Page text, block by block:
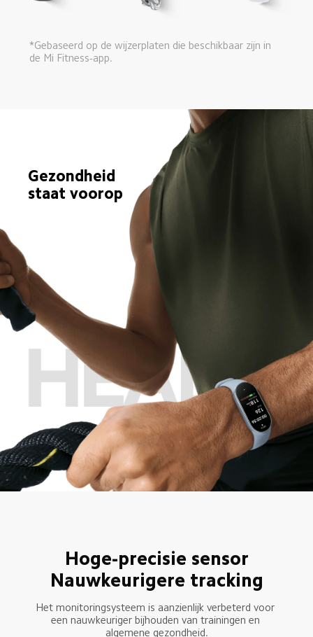
*Gebaseerd op de wijzerplaten die beschikbaar zijn in
de Mi Fitness-app.
Gezondheid
staat voorop
Hoge-precisie sensor
Nauwkeurigere tracking
Het monitoringsysteem is aanzienlijk verbeterd voor
een nauwkeuriger bijhouden van trainingen en
algemene gezondheid.